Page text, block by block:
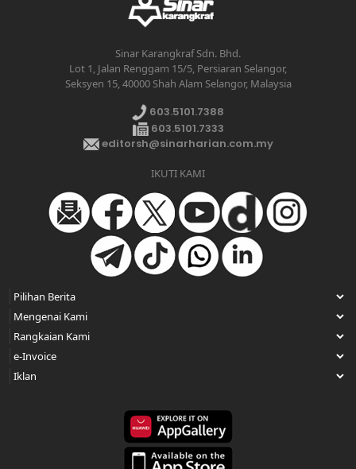
Sinar Karangkraf Sdn. Bhd.
Lot 1, Jalan Renggam 15/5, Persiaran Selangor,
Seksyen 15, 40000 Shah Alam Selangor, Malaysia
603.5101.7388
603.5101.7333
editorsh@sinarharian.com.my
IKUTI KAMI